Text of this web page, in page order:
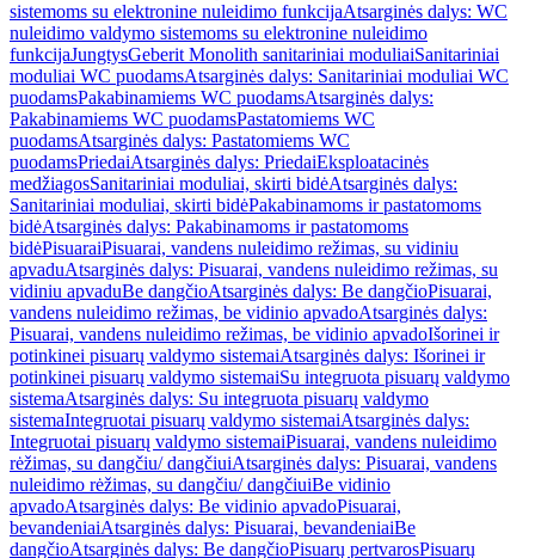
sistemoms su elektronine nuleidimo funkcijaAtsarginės dalys: WC
nuleidimo valdymo sistemoms su elektronine nuleidimo
funkcijaJungtysGeberit Monolith sanitariniai moduliaiSanitariniai
moduliai WC puodamsAtsarginės dalys: Sanitariniai moduliai WC
puodamsPakabinamiems WC puodamsAtsarginės dalys:
Pakabinamiems WC puodamsPastatomiems WC
puodamsAtsarginės dalys: Pastatomiems WC
puodamsPriedaiAtsarginės dalys: PriedaiEksploatacinės
medžiagosSanitariniai moduliai, skirti bidėAtsarginės dalys:
Sanitariniai moduliai, skirti bidėPakabinamoms ir pastatomoms
bidėAtsarginės dalys: Pakabinamoms ir pastatomoms
bidėPisuaraiPisuarai, vandens nuleidimo režimas, su vidiniu
apvaduAtsarginės dalys: Pisuarai, vandens nuleidimo režimas, su
vidiniu apvaduBe dangčioAtsarginės dalys: Be dangčioPisuarai,
vandens nuleidimo režimas, be vidinio apvadoAtsarginės dalys:
Pisuarai, vandens nuleidimo režimas, be vidinio apvadoIšorinei ir
potinkinei pisuarų valdymo sistemaiAtsarginės dalys: Išorinei ir
potinkinei pisuarų valdymo sistemaiSu integruota pisuarų valdymo
sistemaAtsarginės dalys: Su integruota pisuarų valdymo
sistemaIntegruotai pisuarų valdymo sistemaiAtsarginės dalys:
Integruotai pisuarų valdymo sistemaiPisuarai, vandens nuleidimo
rėžimas, su dangčiu/ dangčiuiAtsarginės dalys: Pisuarai, vandens
nuleidimo rėžimas, su dangčiu/ dangčiuiBe vidinio
apvadoAtsarginės dalys: Be vidinio apvadoPisuarai,
bevandeniaiAtsarginės dalys: Pisuarai, bevandeniaiBe
dangčioAtsarginės dalys: Be dangčioPisuarų pertvarosPisuarų